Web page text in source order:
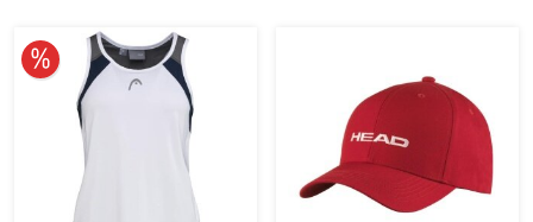
10% reduziert